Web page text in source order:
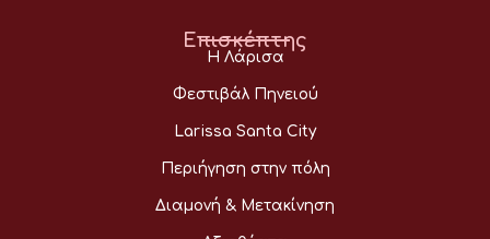
Επισκέπτης
Η Λάρισα
Φεστιβάλ Πηνειού
Larissa Santa City
Περιήγηση στην πόλη
Διαμονή & Μετακίνηση